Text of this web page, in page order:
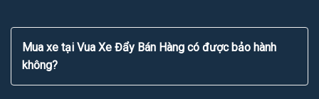
Mua xe tại Vua Xe Đẩy Bán Hàng có được bảo hành
không?